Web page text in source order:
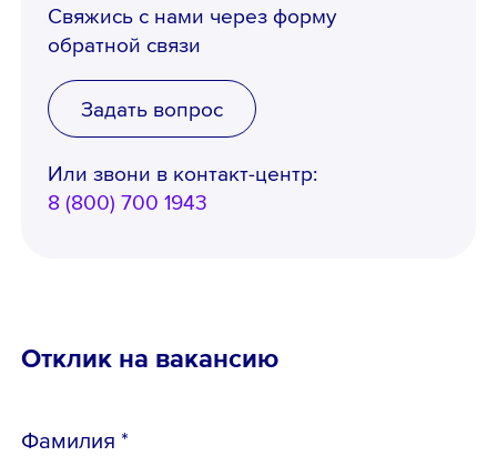
Свяжись с нами через форму
обратной связи
Задать вопрос
Или звони в контакт-центр:
8 (800) 700 1943
Отклик на вакансию
Фамилия *